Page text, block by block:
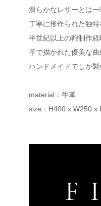
滑らかなレザーとは
丁寧に形作られた独
半世紀以上の鞄制作
革で描かれた優美な
ハンドメイドでしか
material：牛革
size：H400 x W250 x